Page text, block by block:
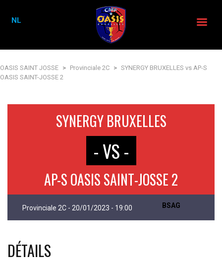
OASIS SAINT JOSSE > Provinciale 2C > SYNERGY BRUXELLES vs AP-S
OASIS SAINT-JOSSE 2
SYNERGY BRUXELLES
- VS -
AP-S OASIS SAINT-JOSSE 2
Provinciale 2C - 20/01/2023 - 19:00 BSAG
DÉTAILS
NL